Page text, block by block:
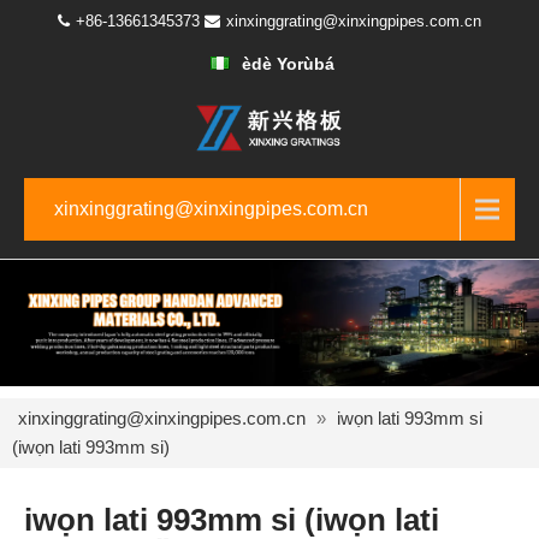
+86-13661345373 xinxinggrating@xinxingpipes.com.cn
èdè Yorùbá
xinxinggrating@xinxingpipes.com.cn
xinxinggrating@xinxingpipes.com.cn »
iwọn lati 993mm si
(iwọn lati 993mm si)
iwọn lati 993mm si (iwọn lati